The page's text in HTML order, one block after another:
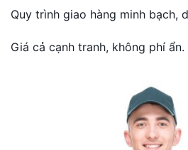
Quy trình giao hàng minh bạch,
Giá cả cạnh tranh, không phí ẩn.